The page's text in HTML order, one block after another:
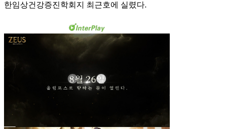
한임상건강증진학회지 최근호에 실렸다.